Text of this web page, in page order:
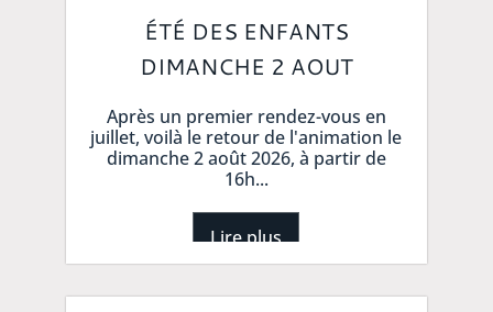
ÉTÉ DES ENFANTS
DIMANCHE 2 AOUT
Après un premier rendez-vous en
juillet, voilà le retour de l'animation le
dimanche 2 août 2026, à partir de
16h...
Lire plus